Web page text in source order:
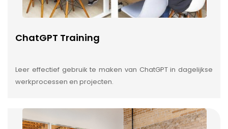
ChatGPT Training
Leer effectief gebruik te maken van ChatGPT in dagelijkse
werkprocessen en projecten.